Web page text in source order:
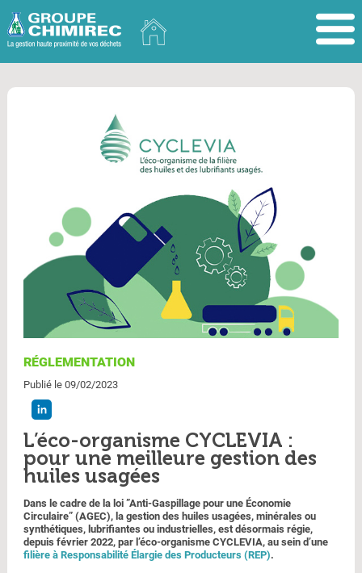
RÉGLEMENTATION
Publié le 09/02/2023
L’éco-organisme CYCLEVIA :
pour une meilleure gestion des
huiles usagées
Dans le cadre de la loi ”Anti-Gaspillage pour une Économie
Circulaire” (AGEC), la gestion des huiles usagées, minérales ou
synthétiques, lubrifiantes ou industrielles, est désormais régie,
depuis février 2022, par l’éco-organisme CYCLEVIA, au sein d’une
filière à Responsabilité Élargie des Producteurs (REP).